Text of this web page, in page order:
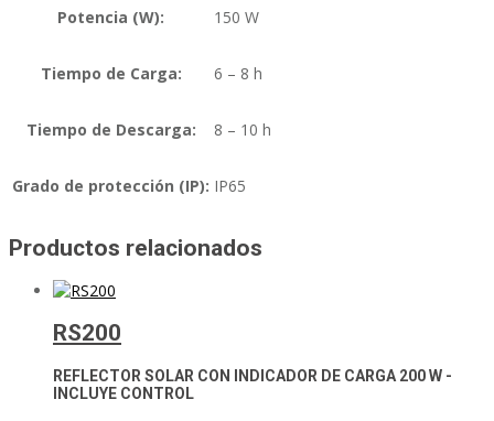
Potencia (W): 150 W
Tiempo de Carga: 6 – 8 h
Tiempo de Descarga: 8 – 10 h
Grado de protección (IP): IP65
Productos relacionados
RS200
REFLECTOR SOLAR CON INDICADOR DE CARGA 200 W -
INCLUYE CONTROL